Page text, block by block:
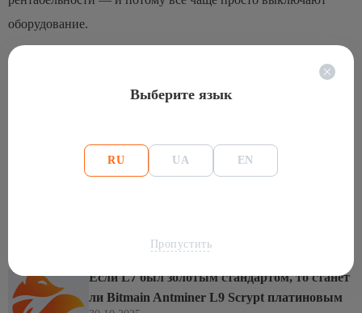
оборудование.
Оставить отзыв
Если L7 был золотым стандартом, то станет
ли Bitmain Antminer L9 Scrypt платиновым
Выберите язык
RU UA EN
Пропустить